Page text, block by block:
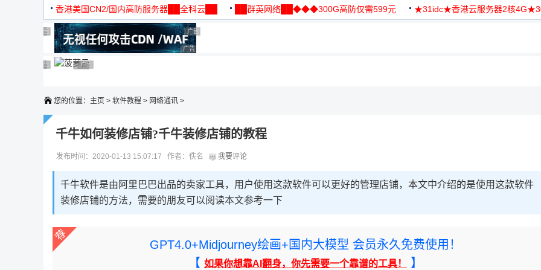
机
香港美国CN2/国内高防服务器██全科云██
██群英网络██◆◆◆300G高防仅需599元
★31idc★香港云服务器2核
广告 商业广告，理性选择
广告 商业广告，理性选择
广告 商业广告，理性选择
广告 商业广告，理性选择
广告 商业广告，理性选择
广告 商业广告，理性选择
广告 商业广告，理性选择
广告 商业广告，理性选择广告 商业广告，理性选择
广告 商业广告，理性选择
您的位置： 主页 > 软件教程 > 网络通讯 >
千牛如何装修店铺?千牛装修店铺的教程
发布时间：2020-01-13 15:07:17 作者：佚名 我要评论
千牛软件是由阿里巴巴出品的卖家工具，用户使用这款软件可以更好的管理店铺，本文中介绍的是使用这款软件
装修店铺的方法，需要的朋友可以阅读本文参考一下
GPT4.0+Midjourney绘画+国内大模型 会员永久免费使用！
【 如果你想靠AI翻身，你先需要一个靠谱的工具！ 】